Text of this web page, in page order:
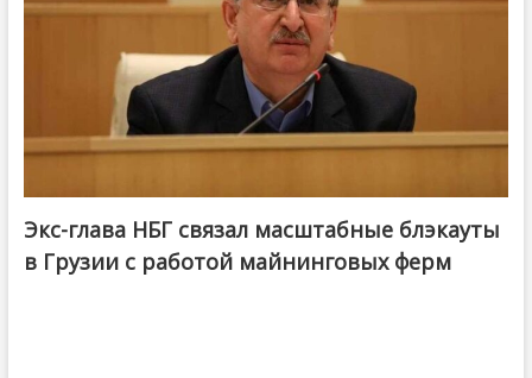
Экс-глава НБГ связал масштабные блэкауты
в Грузии с работой майнинговых ферм